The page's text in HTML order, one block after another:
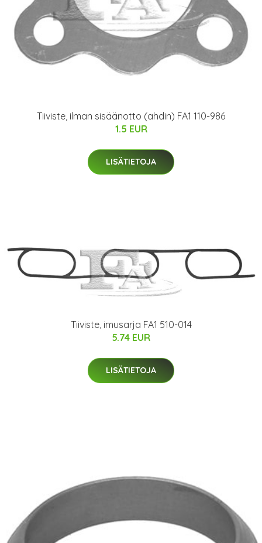
Tiiviste, ilman sisäänotto (ahdin) FA1 110-986
1.5 EUR
LISÄTIETOJA
Tiiviste, imusarja FA1 510-014
5.74 EUR
LISÄTIETOJA